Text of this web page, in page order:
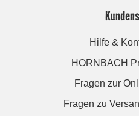
Hilfe &
HORNBACH
Fragen zur
Fragen zu